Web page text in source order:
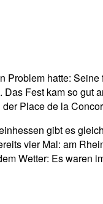
Problem hatte:
Fest kam so
Place de la
gibt es
vier Mal: am
Wetter: Es waren